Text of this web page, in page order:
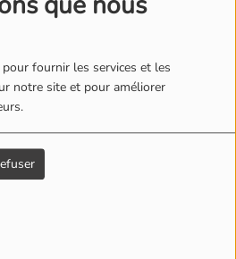
fournir les services et les
notre site et pour améliorer